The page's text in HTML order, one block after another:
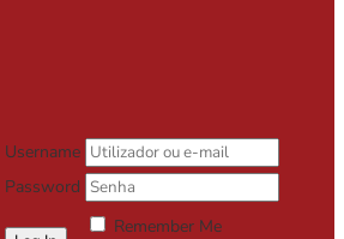
Username
Password
Remember Me